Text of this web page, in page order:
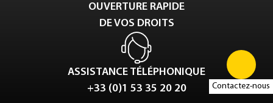
Contactez-nous
OUVERTURE RAPIDE
DE VOS DROITS
ASSISTANCE TÉLÉPHONIQUE
+33 (0)1 53 35 20 20